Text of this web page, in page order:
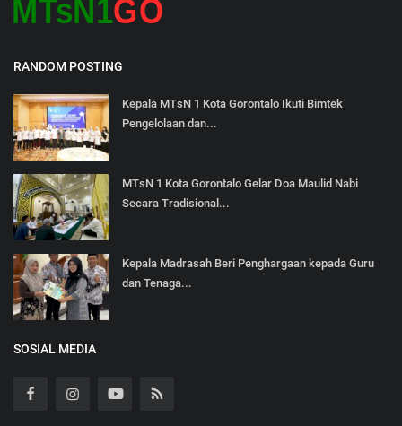
RANDOM POSTING
Kepala MTsN 1 Kota Gorontalo Ikuti Bimtek
Pengelolaan dan...
MTsN 1 Kota Gorontalo Gelar Doa Maulid Nabi
Secara Tradisional...
Kepala Madrasah Beri Penghargaan kepada Guru
dan Tenaga...
SOSIAL MEDIA